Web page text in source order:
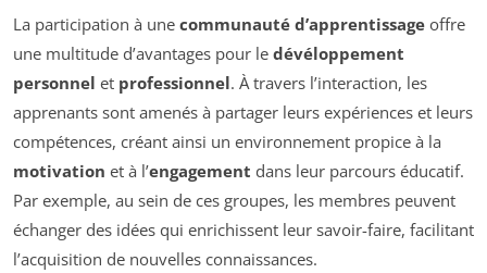
La participation à une communauté d’apprentissage offre
une multitude d’avantages pour le dévéloppement
personnel et professionnel. À travers l’interaction, les
apprenants sont amenés à partager leurs expériences et leurs
compétences, créant ainsi un environnement propice à la
motivation et à l’engagement dans leur parcours éducatif.
Par exemple, au sein de ces groupes, les membres peuvent
échanger des idées qui enrichissent leur savoir-faire, facilitant
l’acquisition de nouvelles connaissances.